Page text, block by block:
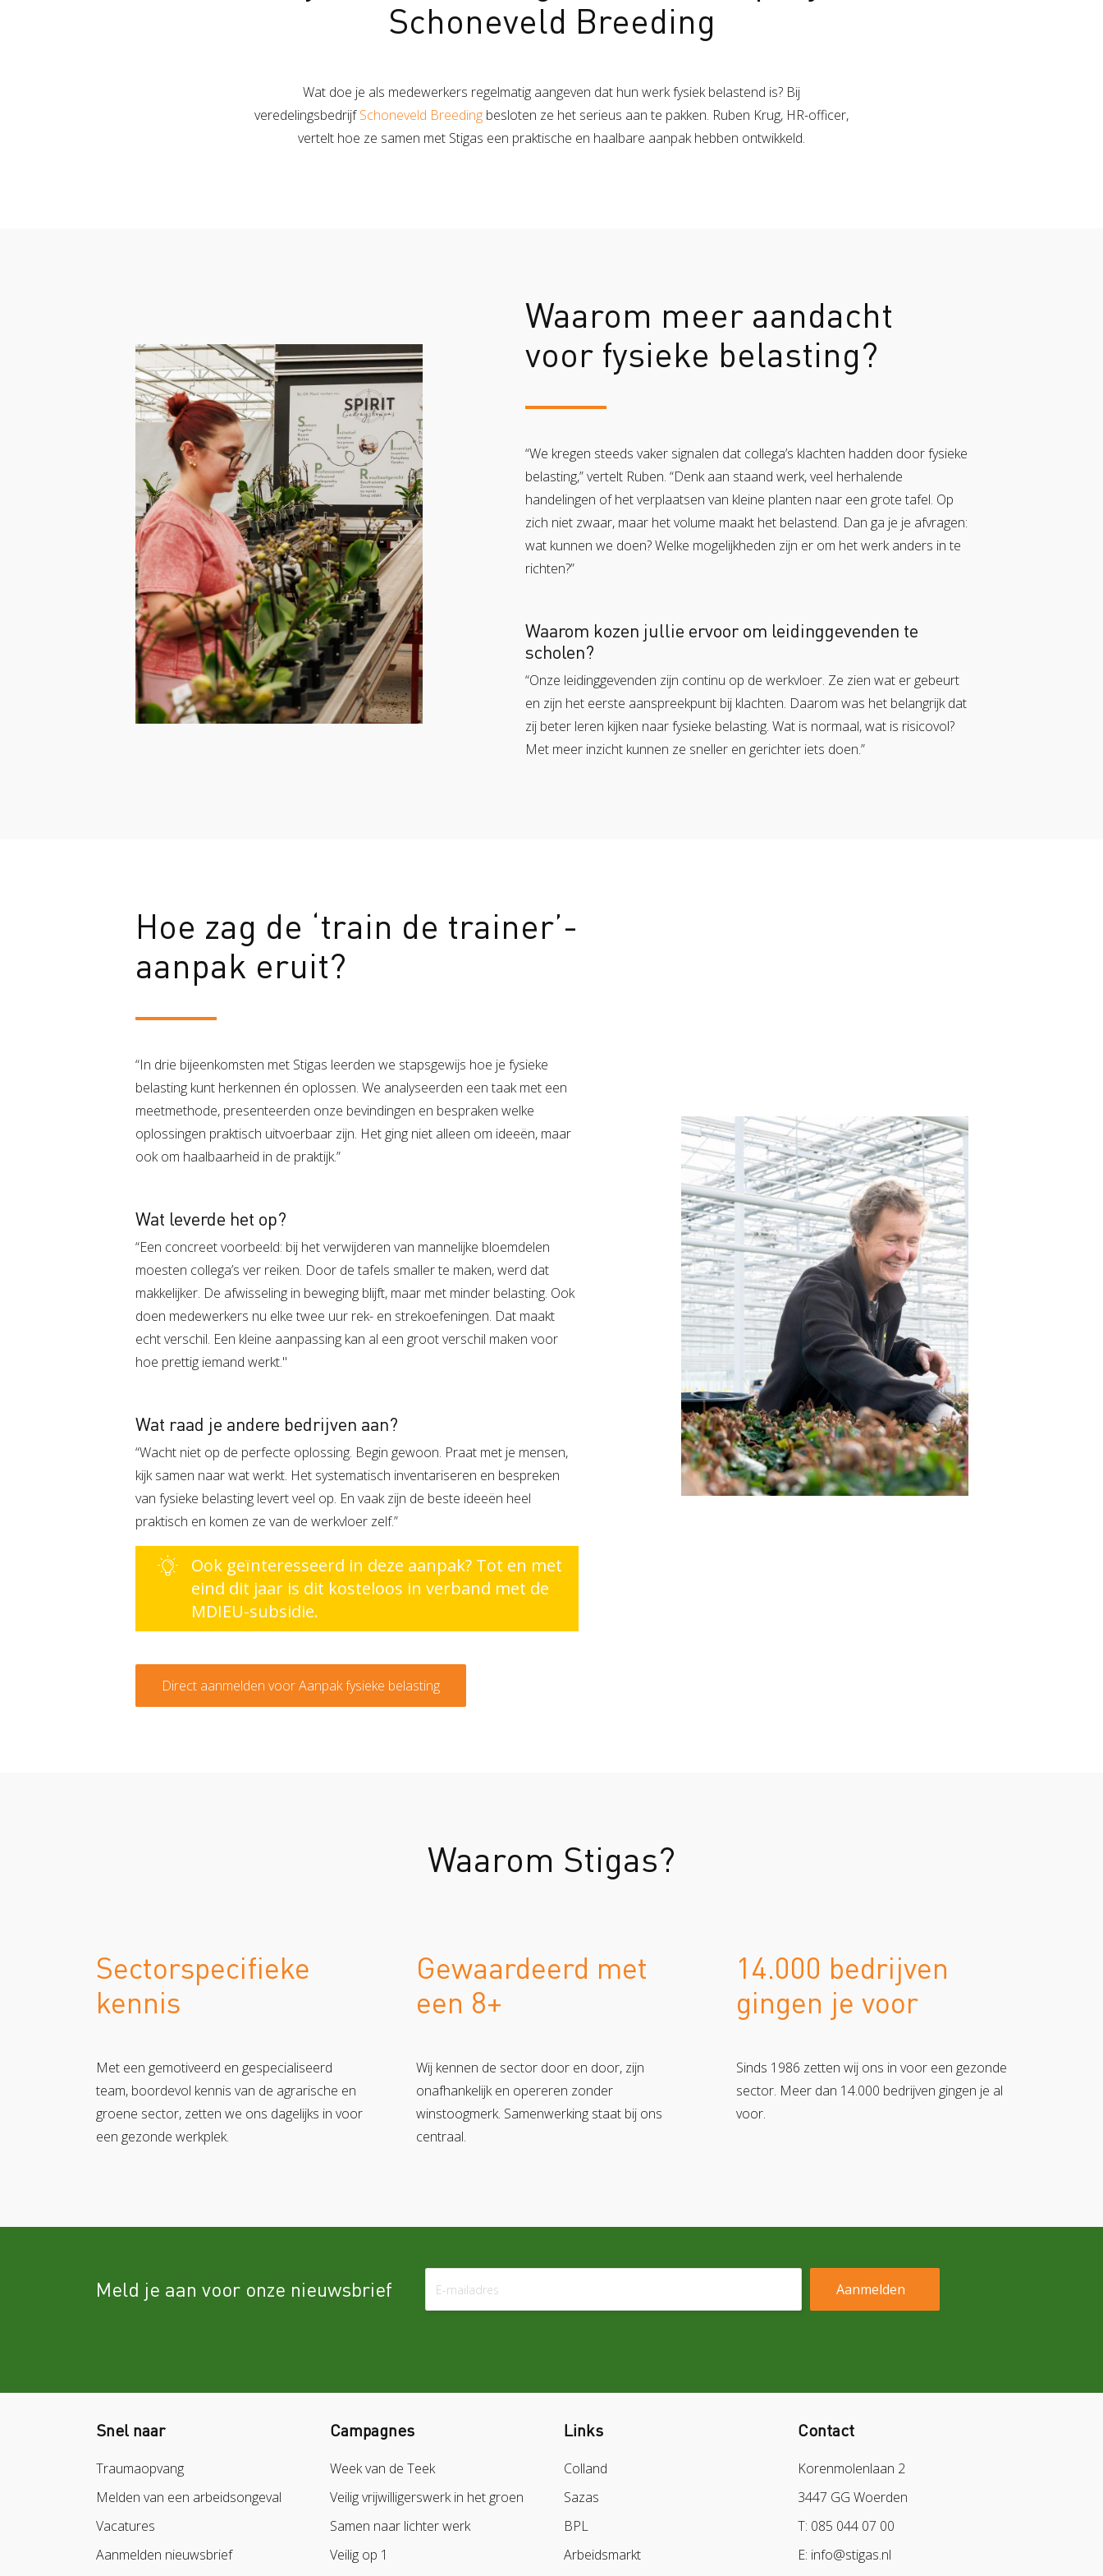
Zorgboerderij
Schoneveld Breeding
Wat doe je als medewerkers regelmatig aangeven dat hun werk fysiek belastend is? Bij
veredelingsbedrijfSchoneveld Breeding besloten ze het serieus aan te pakken. Ruben Krug, HR-officer,
vertelt hoe ze samen met Stigas een praktische en haalbare aanpak hebben ontwikkeld.
Waarom meer aandacht
voor fysieke belasting?
“We kregen steeds vaker signalen dat collega’s klachten hadden door fysieke
belasting,” vertelt Ruben. “Denk aan staand werk, veel herhalende
handelingen of het verplaatsen van kleine planten naar een grote tafel. Op
zich niet zwaar, maar het volume maakt het belastend. Dan ga je je afvragen:
wat kunnen we doen? Welke mogelijkheden zijn er om het werk anders in te
richten?”
Waarom kozen jullie ervoor om leidinggevenden te
scholen?
“Onze leidinggevenden zijn continu op de werkvloer. Ze zien wat er gebeurt
en zijn het eerste aanspreekpunt bij klachten. Daarom was het belangrijk dat
zij beter leren kijken naar fysieke belasting. Wat is normaal, wat is risicovol?
Met meer inzicht kunnen ze sneller en gerichter iets doen.”
Hoe zag de ‘train de trainer’-
aanpak eruit?
“In drie bijeenkomsten met Stigas leerden we stapsgewijs hoe je fysieke
belasting kunt herkennen én oplossen. We analyseerden een taak met een
meetmethode, presenteerden onze bevindingen en bespraken welke
oplossingen praktisch uitvoerbaar zijn. Het ging niet alleen om ideeën, maar
ook om haalbaarheid in de praktijk.”
Wat leverde het op?
“Een concreet voorbeeld: bij het verwijderen van mannelijke bloemdelen
moesten collega’s ver reiken. Door de tafels smaller te maken, werd dat
makkelijker. De afwisseling in beweging blijft, maar met minder belasting. Ook
doen medewerkers nu elke twee uur rek- en strekoefeningen. Dat maakt
echt verschil. Een kleine aanpassing kan al een groot verschil maken voor
hoe prettig iemand werkt."
Wat raad je andere bedrijven aan?
“Wacht niet op de perfecte oplossing. Begin gewoon. Praat met je mensen,
kijk samen naar wat werkt. Het systematisch inventariseren en bespreken
van fysieke belasting levert veel op. En vaak zijn de beste ideeën heel
praktisch en komen ze van de werkvloer zelf.”
Ook geïnteresseerd in deze aanpak? Tot en met
eind dit jaar is dit kosteloos in verband met de
MDIEU-subsidie.
Direct aanmelden voor Aanpak fysieke belasting
Waarom Stigas?
Sectorspecifieke
kennis
Met een gemotiveerd en gespecialiseerd
team, boordevol kennis van de agrarische en
groene sector, zetten we ons dagelijks in voor
een gezonde werkplek.
Gewaardeerd met
een 8+
Wij kennen de sector door en door, zijn
onafhankelijk en opereren zonder
winstoogmerk. Samenwerking staat bij ons
centraal.
14.000 bedrijven
gingen je voor
Sinds 1986 zetten wij ons in voor een gezonde
sector. Meer dan 14.000 bedrijven gingen je al
voor.
Meld je aan voor onze nieuwsbrief
Snel naar
Traumaopvang
Melden van een arbeidsongeval
Vacatures
Aanmelden nieuwsbrief
Campagnes
Week van de Teek
Veilig vrijwilligerswerk in het groen
Samen naar lichter werk
Veilig op 1
Links
Colland
Sazas
BPL
Arbeidsmarkt
Contact
Korenmolenlaan 2
3447 GG Woerden
T: 085 044 07 00
E: info@stigas.nl